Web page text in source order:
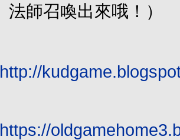
法師召喚出來哦！）
http://
https://